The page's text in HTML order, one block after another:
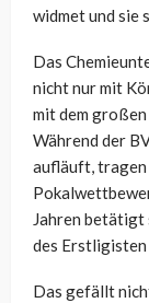
widmet und sie
Das
nicht nur mit
mit dem
Während der
aufläuft, tragen
Jahren betätigt
des Erstligisten
Das gefällt